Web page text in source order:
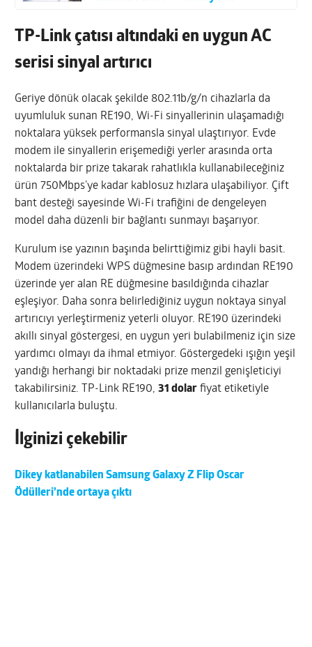
TP-Link çatısı altındaki en uygun AC
serisi sinyal artırıcı
Geriye dönük olacak şekilde 802.11b/g/n cihazlarla da
uyumluluk sunan RE190, Wi-Fi sinyallerinin ulaşamadığı
noktalara yüksek performansla sinyal ulaştırıyor. Evde
modem ile sinyallerin erişemediği yerler arasında orta
noktalarda bir prize takarak rahatlıkla kullanabileceğiniz
ürün 750Mbps’ye kadar kablosuz hızlara ulaşabiliyor. Çift
bant desteği sayesinde Wi-Fi trafiğini de dengeleyen
model daha düzenli bir bağlantı sunmayı başarıyor.
Kurulum ise yazının başında belirttiğimiz gibi hayli basit.
Modem üzerindeki WPS düğmesine basıp ardından RE190
üzerinde yer alan RE düğmesine basıldığında cihazlar
eşleşiyor. Daha sonra belirlediğiniz uygun noktaya sinyal
artırıcıyı yerleştirmeniz yeterli oluyor. RE190 üzerindeki
akıllı sinyal göstergesi, en uygun yeri bulabilmeniz için size
yardımcı olmayı da ihmal etmiyor. Göstergedeki ışığın yeşil
yandığı herhangi bir noktadaki prize menzil genişleticiyi
takabilirsiniz. TP-Link RE190,31 dolar fiyat etiketiyle
kullanıcılarla buluştu.
İlginizi çekebilir
Dikey katlanabilen Samsung Galaxy Z Flip Oscar
Ödülleri’nde ortaya çıktı